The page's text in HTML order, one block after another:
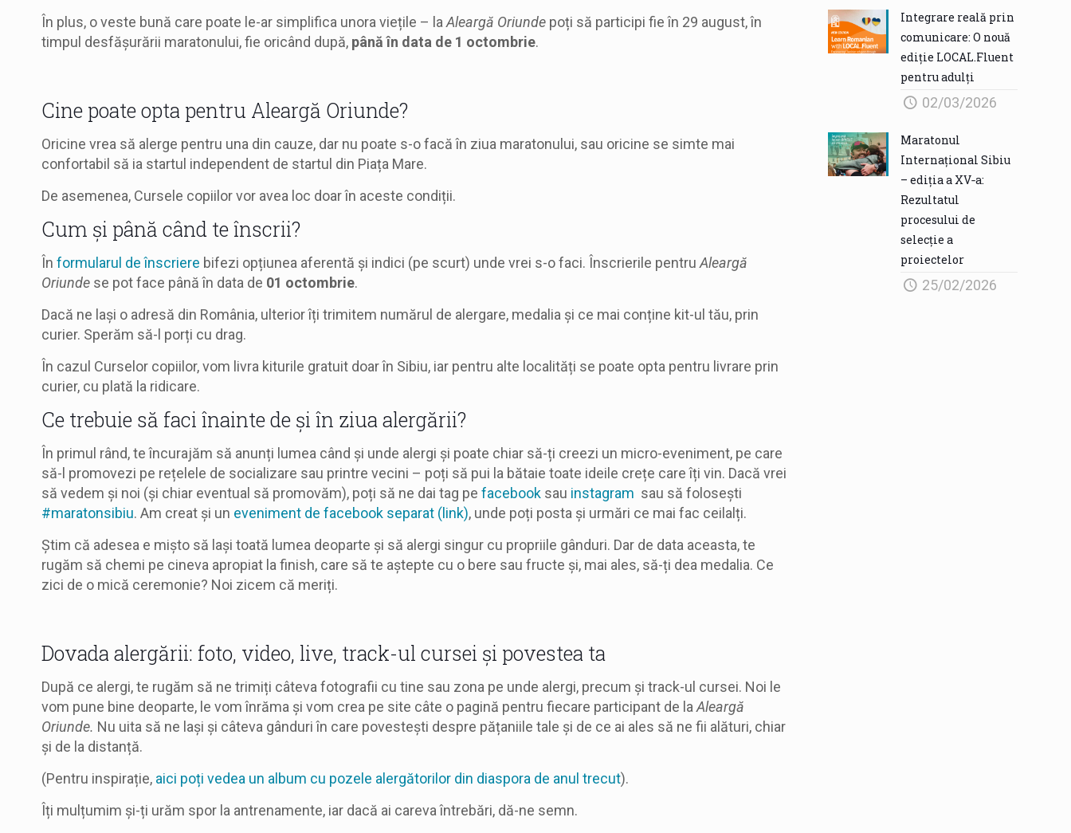
În plus, o veste bună care poate le-ar simplifica unora viețile – laAleargă Oriundepoți să participi fie în 29 august, în
timpul desfășurării maratonului, fie oricând după, până în data de 1 octombrie.
Cine poate opta pentru Aleargă Oriunde?
Oricine vrea să alerge pentru una din cauze, dar nu poate s-o facă în ziua maratonului, sau oricine se simte mai
confortabil să ia startul independent de startul din Piața Mare.
De asemenea, Cursele copiilor vor avea loc doar în aceste condiții.
Cum și până când te înscrii?
În formularul de înscriere bifezi opțiunea aferentă și indici (pe scurt) unde vrei s-o faci. Înscrierile pentruAleargă
Oriundese pot face până în data de 01 octombrie.
Dacă ne lași o adresă din România, ulterior îți trimitem numărul de alergare, medalia și ce mai conține kit-ul tău, prin
curier. Sperăm să-l porți cu drag.
În cazul Curselor copiilor, vom livra kiturile gratuit doar în Sibiu, iar pentru alte localități se poate opta pentru livrare prin
curier, cu plată la ridicare.
Ce trebuie să faci înainte de și în ziua alergării?
În primul rând, te încurajăm să anunți lumea când și unde alergi și poate chiar să-ți creezi un micro-eveniment, pe care
să-l promovezi pe rețelele de socializare sau printre vecini – poți să pui la bătaie toate ideile crețe care îți vin. Dacă vrei
să vedem și noi (și chiar eventual să promovăm), poți să ne dai tag pe facebooksau instagram sau să folosești
#maratonsibiu. Am creat și un eveniment de facebook separat (link), unde poți posta și urmări ce mai fac ceilalți.
Știm că adesea e mișto să lași toată lumea deoparte și să alergi singur cu propriile gânduri. Dar de data aceasta, te
rugăm să chemi pe cineva apropiat la finish, care să te aștepte cu o bere sau fructe și, mai ales, să-ți dea medalia. Ce
zici de o mică ceremonie? Noi zicem că meriți.
Dovada alergării: foto, video, live, track-ul cursei și povestea ta
După ce alergi, te rugăm să ne trimiți câteva fotografii cu tine sau zona pe unde alergi, precum și track-ul cursei. Noi le
vom pune bine deoparte, le vom înrăma și vom crea pe site câte o pagină pentru fiecare participant de laAleargă
Oriunde. Nu uita să ne lași și câteva gânduri în care povestești despre pățaniile tale și de ce ai ales să ne fii alături, chiar
și de la distanță.
(Pentru inspirație, aici poți vedea un album cu pozele alergătorilor din diaspora de anul trecut).
Îți mulțumim și-ți urăm spor la antrenamente, iar dacă ai careva întrebări, dă-ne semn.
Integrare reală prin
comunicare: O nouă
ediție LOCAL.Fluent
pentru adulți
02/03/2026
Maratonul
Internațional Sibiu
– ediția a XV‑a:
Rezultatul
procesului de
selecție a
proiectelor
25/02/2026